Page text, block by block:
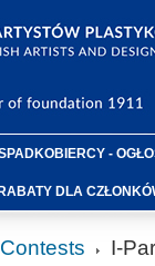
-
DLA
Contests
I-